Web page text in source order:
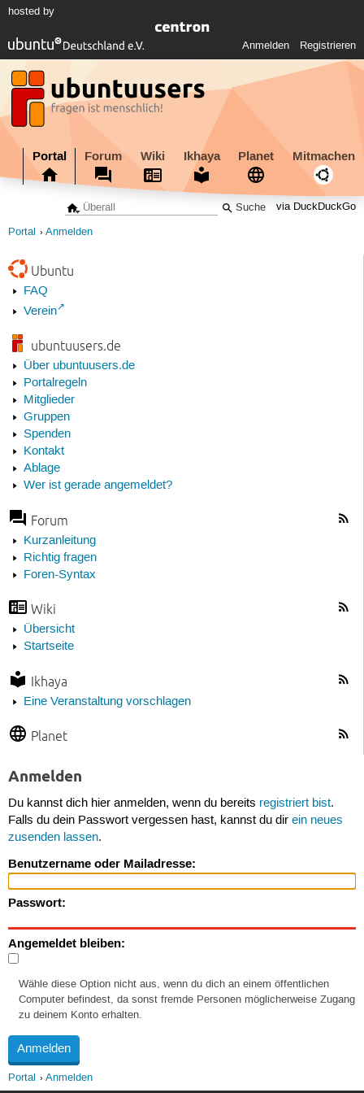
hosted by
Anmelden Registrieren
Portal Forum Wiki Ikhaya Planet Mitmachen
via DuckDuckGo
Portal Anmelden
Ubuntu
FAQ
Verein
ubuntuusers.de
Über ubuntuusers.de
Portalregeln
Mitglieder
Gruppen
Spenden
Kontakt
Ablage
Wer ist gerade angemeldet?
Forum
Kurzanleitung
Richtig fragen
Foren-Syntax
Wiki
Übersicht
Startseite
Ikhaya
Eine Veranstaltung vorschlagen
Planet
Anmelden
Du kannst dich hier anmelden, wenn du bereits registriert bist.
Falls du dein Passwort vergessen hast, kannst du dir ein neues
zusenden lassen.
Benutzername oder Mailadresse:
Passwort:
Angemeldet bleiben:
Wähle diese Option nicht aus, wenn du dich an einem öffentlichen
Computer befindest, da sonst fremde Personen möglicherweise Zugang
zu deinem Konto erhalten.
Portal Anmelden